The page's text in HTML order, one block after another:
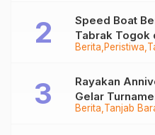
Berita Peristiwa
Speed Boat
Tabrak Togok
Sempat Hilang
Berita Tanjab
Rayakan
Gelar
Juta